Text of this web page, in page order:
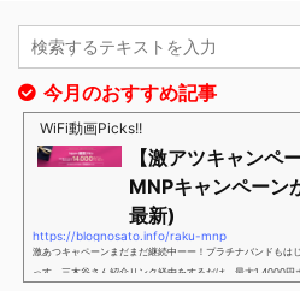
今月のおすすめ記事
WiFi動画Picks!!
【激アツキャンペ
MNPキャンペーン
最新)
https://blognosato.info/raku-mnp
激あつキャペーンまだまだ継続中ーー！プラチナバンドもは
っす。三木谷さん紹介リンク経由をするだけ。最大1,4000